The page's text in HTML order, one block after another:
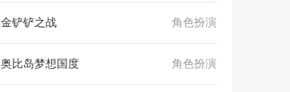
金铲铲之战 角色扮演
奥比岛梦想国度 角色扮演